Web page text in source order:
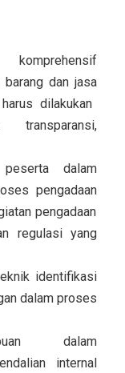
komprehensif
dan jasa
dilakukan
peserta dalam
pengadaan
pengadaan
regulasi yang
identifikasi
dalam proses
dalam
internal